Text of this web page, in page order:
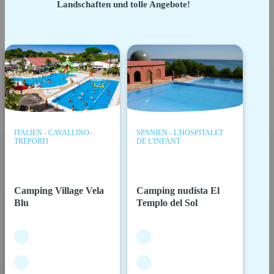
Landschaften und tolle Angebote!
ITALIEN - CAVALLINO-
TREPORTI
Camping Village Vela
Blu
SPANIEN - L'HOSPITALET
DE L'INFANT
Camping nudista El
Templo del Sol